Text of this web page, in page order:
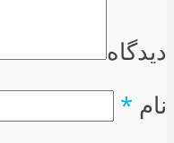
دیدگاه
نام *